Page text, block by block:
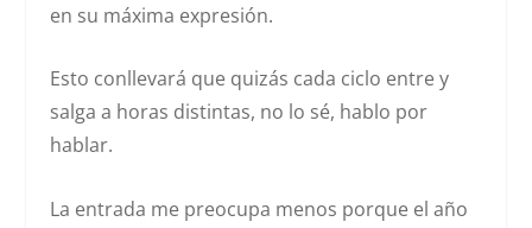
en su máxima expresión.
Esto conllevará que quizás cada ciclo entre y
salga a horas distintas, no lo sé, hablo por
hablar.
La entrada me preocupa menos porque el año